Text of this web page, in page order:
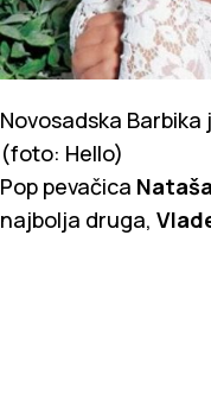
Novosadska
(foto: Hello)
Pop pevačica
najbolja druga,